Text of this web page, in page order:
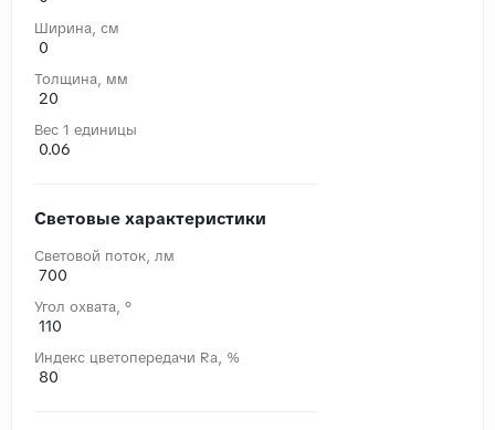
Ширина, cм
0
Толщина, мм
20
Вес 1 единицы
0.06
Световые характеристики
Световой поток, лм
700
Угол охвата, °
110
Индекс цветопередачи Ra, %
80